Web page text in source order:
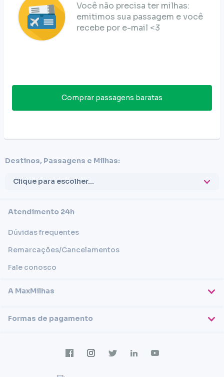
Você não precisa ter milhas:
emitimos sua passagem e você
recebe por e-mail <3
Comprar passagens baratas
Destinos, Passagens e Milhas:
Clique para escolher...
A MaxMilhas
Atendimento 24h
Dúvidas frequentes
Remarcações/Cancelamentos
Fale conosco
Formas de pagamento